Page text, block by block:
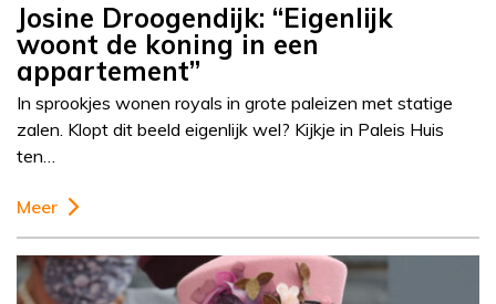
Josine Droogendijk: “Eigenlijk
woont de koning in een
appartement”
In sprookjes wonen royals in grote paleizen met statige
zalen. Klopt dit beeld eigenlijk wel? Kijkje in Paleis Huis
ten…
Meer